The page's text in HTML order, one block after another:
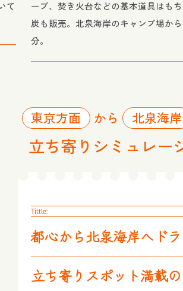
て
ープ、焚き火台などの基本道具はも
炭も販売。北泉海岸のキャンプ場か
分。
東京方面 から 北泉海岸
立ち寄りシミュレー
Tittle:
都心から北泉海岸へドラ
立ち寄りスポット満載の